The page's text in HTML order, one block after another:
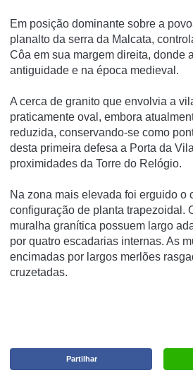
Em posição dominante sobre a
planalto da serra da Malcata,
Côa em sua margem direita, donde
antiguidade e na época medieval.
A cerca de granito que envolvia a
praticamente oval, embora
reduzida, conservando-se como
desta primeira defesa a Porta da
proximidades da Torre do Relógio.
Na zona mais elevada foi erguido o
configuração de planta trapezoidal.
muralha granítica possuem largo
por quatro escadarias internas. As
encimadas por largos merlões
cruzetadas.
Partilhar